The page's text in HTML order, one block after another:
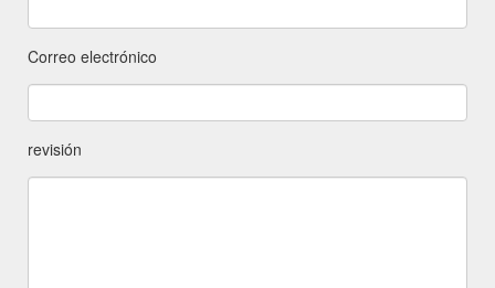
Correo electrónico
revisión